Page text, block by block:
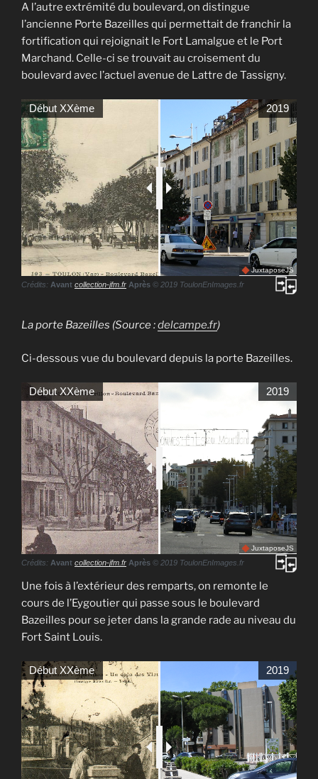
A l’autre extrémité du boulevard, on distingue
l’ancienne Porte Bazeilles qui permettait de franchir la
fortification qui rejoignait le Fort Lamalgue et le Port
Marchand. Celle-ci se trouvait au croisement du
boulevard avec l’actuel avenue de Lattre de Tassigny.
Début XXème 2019
JuxtaposeJS
Crédits: Avant collection-jfm.fr Après © 2019 ToulonEnImages.fr
La porte Bazeilles (Source :delcampe.fr)
Ci-dessous vue du boulevard depuis la porte Bazeilles.
Début XXème 2019
JuxtaposeJS
Crédits: Avant collection-jfm.fr Après © 2019 ToulonEnImages.fr
Une fois à l’extérieur des remparts, on remonte le
cours de l’Eygoutier qui passe sous le boulevard
Bazeilles pour se jeter dans la grande rade au niveau du
Fort Saint Louis.
Début XXème 2019